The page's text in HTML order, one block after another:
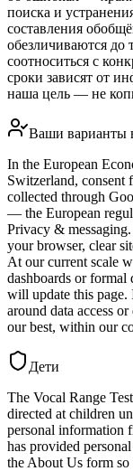
поиска и
составления
обезличиваются до
соотноситься с
сроки зависят от
наша цель — не
Ваши варианты
In the European
Switzerland, consent
collected through
— the European
Privacy &
your browser, clear
At our current scale
dashboards or formal
will update this
around data access
our best, within our
Дети
The Vocal Range
directed at children
personal information
has provided
the About Us form so